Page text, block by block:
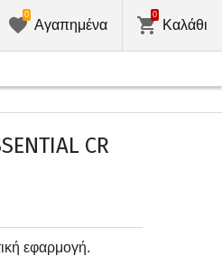
Αγαπημένα
0
Καλάθι
0
CR
εφαρμογή.